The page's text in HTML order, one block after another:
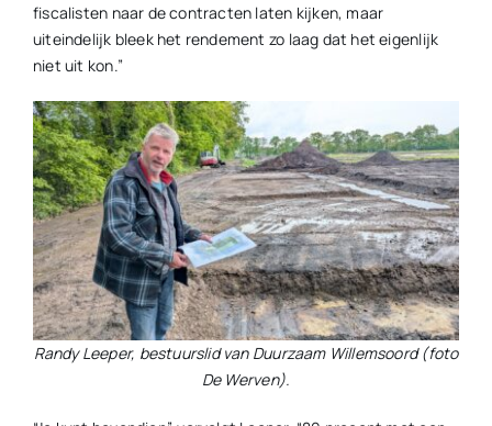
fiscalisten naar de contracten laten kijken, maar
uiteindelijk bleek het rendement zo laag dat het eigenlijk
niet uit kon.”
Randy Leeper, bestuurslid van Duurzaam Willemsoord (foto
De Werven).